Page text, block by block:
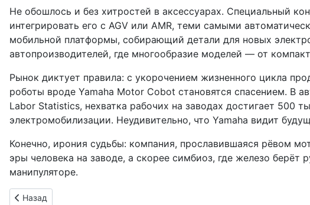
Не обошлось и без хитростей в аксессуарах. Специальный
интегрировать его с AGV или AMR, теми самыми
мобильной платформы, собирающий детали для новых
автопроизводителей, где многообразие моделей — от
Рынок диктует правила: с укорочением жизненного цикла
роботы вроде Yamaha Motor Cobot становятся спасением.
Labor Statistics, нехватка рабочих на заводах достигает 500
электромобилизации. Неудивительно, что Yamaha видит
Конечно, ирония судьбы: компания, прославившаяся рёвом
эры человека на заводе, а скорее симбиоз, где железо
манипуляторе.
Предыдущий: Suzuki меняет курс: индийский карри с тыквой вместо
Назад